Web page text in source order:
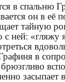
в спальню
он в её
тайную
ней: «гляжу
в
засыпает